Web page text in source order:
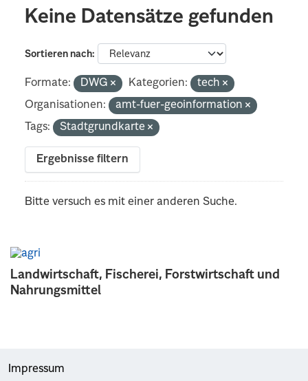
Landwirtschaft, Fischerei, Forstwirtschaft und
Nahrungsmittel
Keine Datensätze gefunden
Sortieren nach
Formate: DWG Kategorien:
tech
Organisationen:
amt-fuer-geoinformation
Tags:
Stadtgrundkarte
Ergebnisse filtern
Bitte versuch es mit einer anderen Suche.
Impressum